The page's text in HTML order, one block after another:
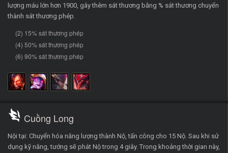
lượng máu lớn hơn 1900, gây thêm sát thương bằng % sát thương chuyển
thành sát thương phép.
(2) 15% sát thương phép
(4) 50% sát thương phép
(6) 90% sát thương phép
Cuồng Long
Nội tại: Chuyển hóa năng lượng thành Nộ, tấn công cho 15 Nộ. Sau khi sử
dụng kỹ năng, tướng sẽ phát Nộ trong 4 giây. Trong khoảng thời gian này,